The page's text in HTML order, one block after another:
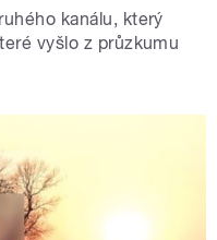
kanálu, který
vyšlo z průzkumu